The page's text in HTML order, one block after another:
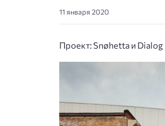
11 января 2020
Проект: Snøhetta и Dialog